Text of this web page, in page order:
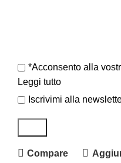
*Acconsento alla
Leggi tutto
Iscrivimi alla
Compare